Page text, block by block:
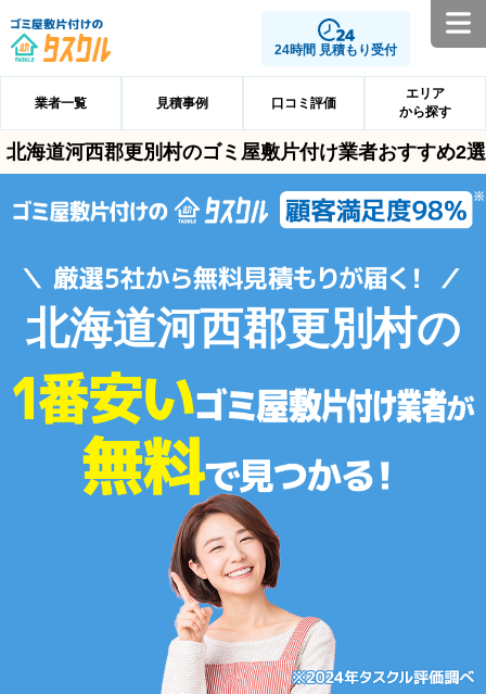
24時間 見積もり受付
業者一覧 見積事例 口コミ評価
エリア
から探す
北海道河西郡更別村のゴミ屋敷片付け業者おすすめ2選
北海道河西郡更別村の